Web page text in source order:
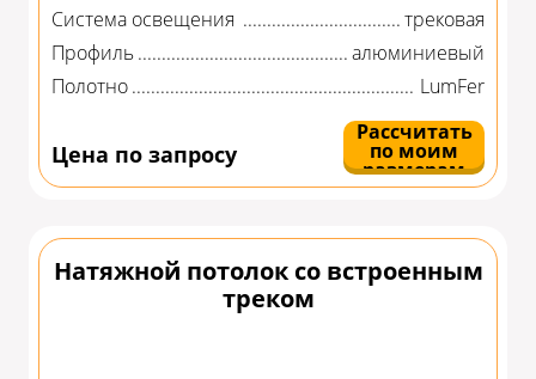
Система освещения
трековая
Профиль
алюминиевый
Полотно
LumFer
Цена по запросу
Рассчитать
по моим
размерам
Натяжной потолок со встроенным
треком